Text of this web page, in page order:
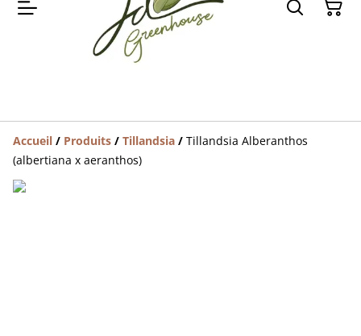
Accueil / Produits / Tillandsia / Tillandsia Alberanthos
(albertiana x aeranthos)